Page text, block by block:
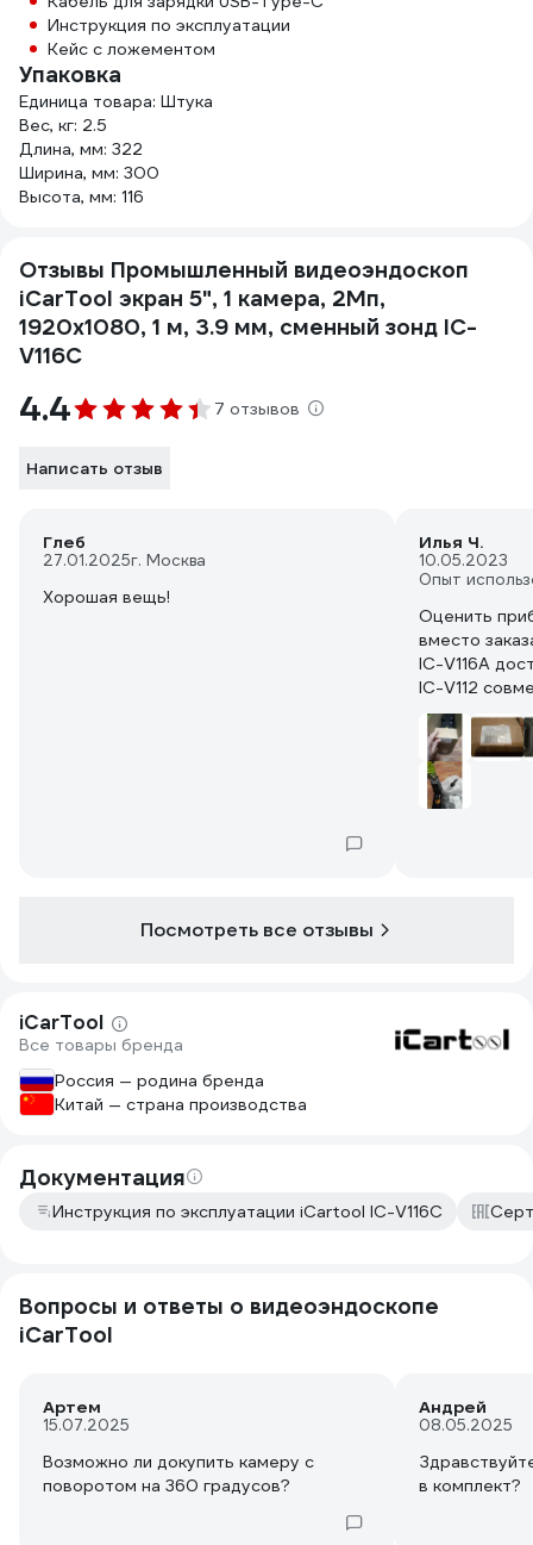
Инструкция по эксплуатации
Кейс с ложементом
Упаковка
Единица товара: Штука
Вес, кг: 2.5
Длина, мм: 322
Ширина, мм: 300
Высота, мм: 116
Отзывы Промышленный видеоэндоскоп
iCarTool экран 5", 1 камера, 2Мп,
1920x1080, 1 м, 3.9 мм, сменный зонд IC-
V116C
4.4 7 отзывов
Написать отзыв
Глеб
27.01.2025г. Москва
Хорошая вещь!
Илья Ч.
10.05.2023
Опыт
Оценить
вместо
IC-V116A
IC-V112
V116A. Фото
2304-
Посмотреть все отзывы
iCarTool
Все товары бренда
Россия — родина бренда
Китай — страна производства
Документация
Инструкция по эксплуатации iCartool IC-V116C
Вопросы и ответы о видеоэндоскопе
iCarTool
Артем
15.07.2025
Возможно ли докупить камеру с
поворотом на 360 градусов?
Андрей
08.05.2025
в комплект?